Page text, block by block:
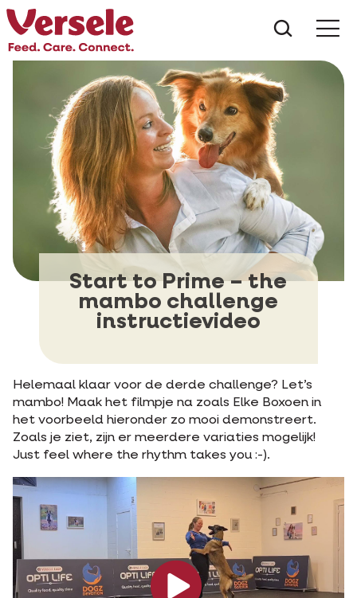
Start to Prime – the
mambo challenge
instructievideo
Helemaal klaar voor de derde challenge? Let’s
mambo! Maak het filmpje na zoals Elke Boxoen in
het voorbeeld hieronder zo mooi demonstreert.
Zoals je ziet, zijn er meerdere variaties mogelijk!
Just feel where the rhythm takes you :-).